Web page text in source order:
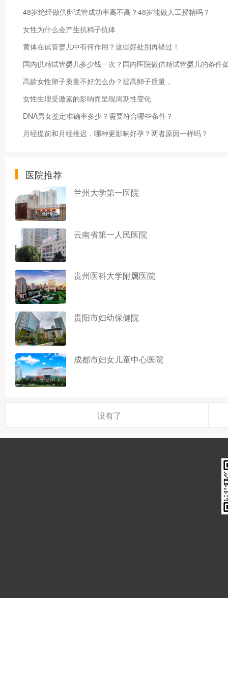
48岁绝经做供卵试管成功率高不高？48岁能做人工授精吗？
女性为什么会产生抗精子抗体
黄体在试管婴儿中有何作用？这些好处别再错过！
国内供精试管婴儿多少钱一次？国内医院做借精试管婴儿的条件
高龄女性卵子质量不好怎么办？提高卵子质量，
女性生理受激素的影响而呈现周期性变化
DNA男女鉴定准确率多少？需要符合哪些条件？
月经提前和月经推迟，哪种更影响好孕？两者原因一样吗？
医院推荐
兰州大学第一医院
云南省第一人民医院
贵州医科大学附属医院
贵阳市妇幼保健院
成都市妇女儿童中心医院
没有了